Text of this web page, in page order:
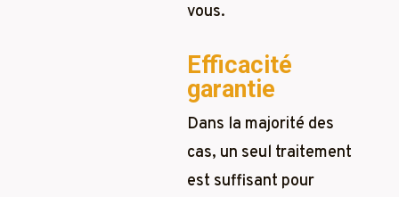
vous.
Efficacité
garantie
Dans la majorité des
cas, un seul traitement
est suffisant pour